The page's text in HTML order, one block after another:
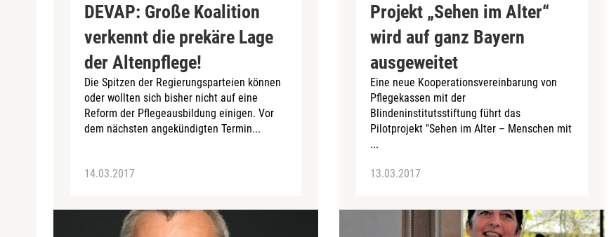
DEVAP: Große Koalition
verkennt die prekäre Lage
der Altenpflege!
Die Spitzen der Regierungsparteien können
oder wollten sich bisher nicht auf eine
Reform der Pflegeausbildung einigen. Vor
dem nächsten angekündigten Termin...
14.03.2017
Projekt „Sehen im Alter“
wird auf ganz Bayern
ausgeweitet
Eine neue Kooperationsvereinbarung von
Pflegekassen mit der
Blindeninstitutsstiftung führt das
Pilotprojekt "Sehen im Alter – Menschen mit
...
13.03.2017